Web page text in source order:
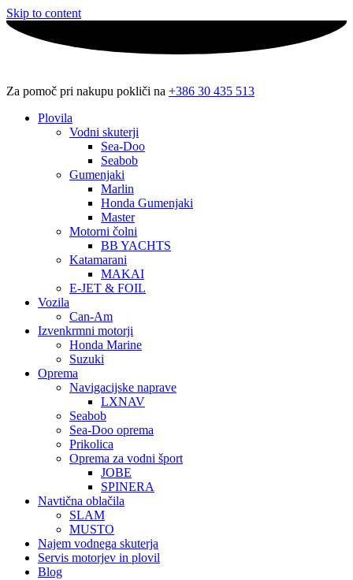
Skip to content
Za pomoč pri nakupu pokliči na +386 30 435 513
Plovila
Vodni skuterji
Sea-Doo
Seabob
Gumenjaki
Marlin
Honda Gumenjaki
Master
Motorni čolni
BB YACHTS
Katamarani
MAKAI
E-JET & FOIL
Vozila
Can-Am
Izvenkrmni motorji
Honda Marine
Suzuki
Oprema
Navigacijske naprave
LXNAV
Seabob
Sea-Doo oprema
Prikolica
Oprema za vodni šport
JOBE
SPINERA
Navtična oblačila
SLAM
MUSTO
Najem vodnega skuterja
Servis motorjev in plovil
Blog